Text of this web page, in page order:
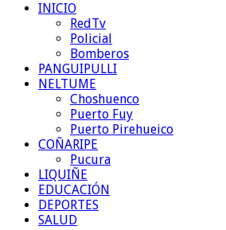
INICIO
RedTv
Policial
Bomberos
PANGUIPULLI
NELTUME
Choshuenco
Puerto Fuy
Puerto Pirehueico
COÑARIPE
Pucura
LIQUIÑE
EDUCACIÓN
DEPORTES
SALUD